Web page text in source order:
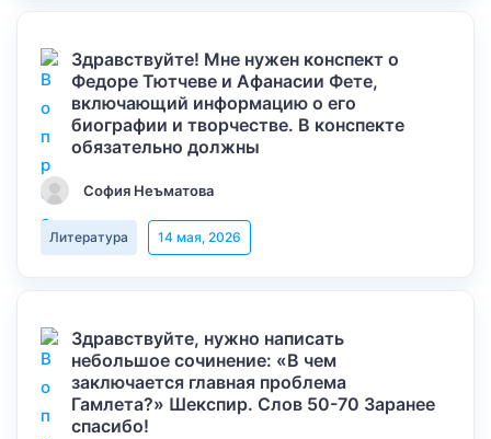
Здравствуйте! Мне нужен конспект о
Федоре Тютчеве и Афанасии Фете,
включающий информацию о его
биографии и творчестве. В конспекте
обязательно должны
София Неъматова
Литература 14 мая, 2026
Здравствуйте, нужно написать
небольшое сочинение: «В чем
заключается главная проблема
Гамлета?» Шекспир. Слов 50-70 Заранее
спасибо!